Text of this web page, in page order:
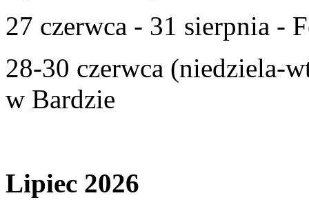
27 czerwca - 31 sierpnia -
28-30 czerwca (niedziela-
w Bardzie
Lipiec 2026